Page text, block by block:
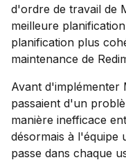
d'ordre de travail de
meilleure
planification plus
maintenance de
Avant d'implémenter
passaient d'un
manière inefficace
désormais à l'équipe
passe dans chaque